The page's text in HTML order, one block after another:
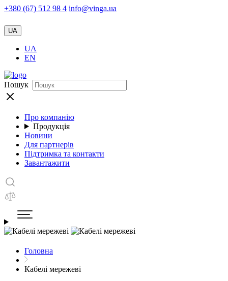
+380 (67) 512 98 4 info@vinga.ua
UA
UA
EN
Пошук
Про компанію
Продукція
Новини
Для партнерів
Підтримка та контакти
Завантажити
Головна
Кабелі мережеві